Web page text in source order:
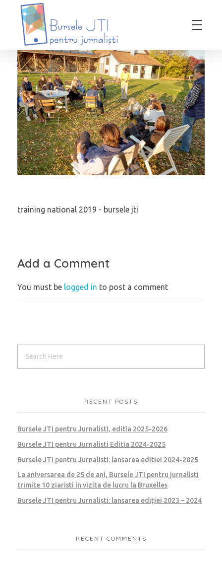
Bursele JTI pentru Jurnalisti
ediția 2018-2019
training national 2019 - bursele jti
Add a Comment
You must be logged in to post a comment
RECENT POSTS
Bursele JTI pentru Jurnalisti, editia 2025-2026
Bursele JTI pentru Jurnalisti Editia 2024-2025
Bursele JTI pentru Jurnalisti: lansarea editiei 2024-2025
La aniversarea de 25 de ani, Bursele JTI pentru jurnalisti
trimite 10 ziaristi in vizita de lucru la Bruxelles
Bursele JTI pentru Jurnaliști: lansarea ediției 2023 – 2024
RECENT COMMENTS